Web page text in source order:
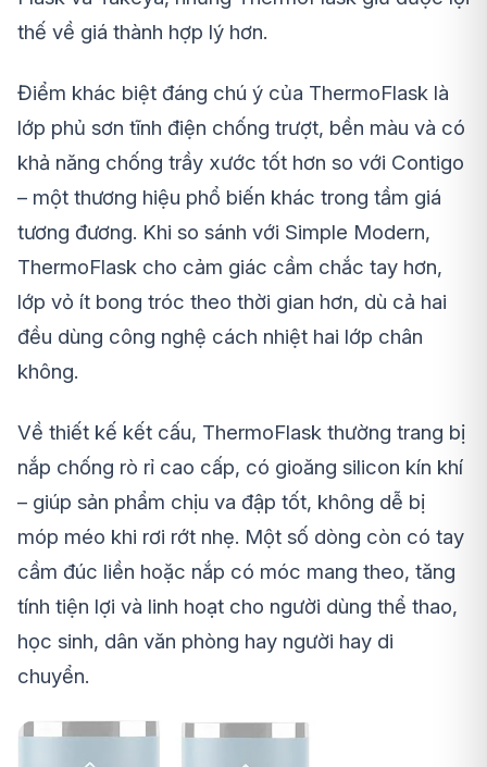
thế về giá thành hợp lý hơn.
Điểm khác biệt đáng chú ý của ThermoFlask là
lớp phủ sơn tĩnh điện chống trượt, bền màu và có
khả năng chống trầy xước tốt hơn so với Contigo
– một thương hiệu phổ biến khác trong tầm giá
tương đương. Khi so sánh với Simple Modern,
ThermoFlask cho cảm giác cầm chắc tay hơn,
lớp vỏ ít bong tróc theo thời gian hơn, dù cả hai
đều dùng công nghệ cách nhiệt hai lớp chân
không.
Về thiết kế kết cấu, ThermoFlask thường trang bị
nắp chống rò rỉ cao cấp, có gioăng silicon kín khí
– giúp sản phẩm chịu va đập tốt, không dễ bị
móp méo khi rơi rớt nhẹ. Một số dòng còn có tay
cầm đúc liền hoặc nắp có móc mang theo, tăng
tính tiện lợi và linh hoạt cho người dùng thể thao,
học sinh, dân văn phòng hay người hay di
chuyển.